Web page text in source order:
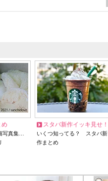
め
写真集…
スタバ新作イッキ見せ！
いくつ知ってる？ スタバ新
作まとめ